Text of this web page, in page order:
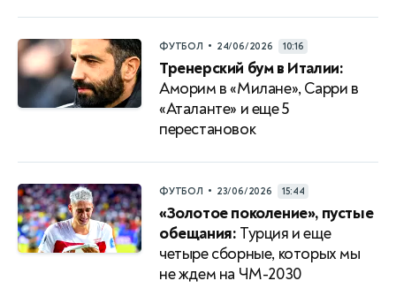
ФУТБОЛ • 24/06/2026 10:16
Тренерский бум в Италии:
Аморим в «Милане», Сарри в
«Аталанте» и еще 5
перестановок
ФУТБОЛ • 23/06/2026 15:44
«Золотое поколение», пустые
обещания: Турция и еще
четыре сборные, которых мы
не ждем на ЧМ-2030